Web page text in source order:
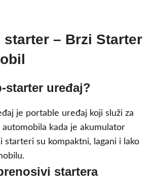
– Brzi Starter
starter uređaj?
je portable uređaj koji služi za
kada je akumulator
starteri su kompaktni, lagani i lako
startera